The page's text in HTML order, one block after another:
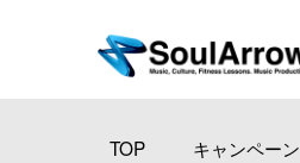
TOP キャンペーン